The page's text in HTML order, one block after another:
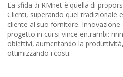
La sfida di RMnet è quella di
Clienti, superando quel tradizionale
cliente al suo fornitore. Innovazione
progetto in cui si vince entrambi:
obiettivi, aumentando la
ottimizzando i costi.